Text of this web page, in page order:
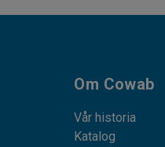
Om Cowab
Vår historia
Katalog